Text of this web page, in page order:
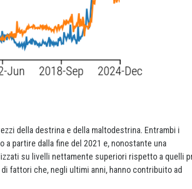
della destrina e della maltodestrina. Entrambi i
partire dalla fine del 2021 e, nonostante una
su livelli nettamente superiori rispetto a quelli
fattori che, negli ultimi anni, hanno contribuito ad